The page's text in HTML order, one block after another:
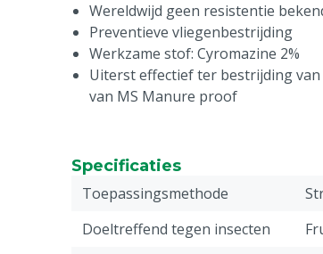
Wereldwijd geen resistentie
Preventieve vliegenbestrijding
Werkzame stof: Cyromazine 2%
Uiterst effectief ter bestrijding
van MS Manure proof
Specificaties
Toepassingsmethode
Doeltreffend tegen insecten